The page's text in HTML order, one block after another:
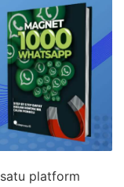
platform